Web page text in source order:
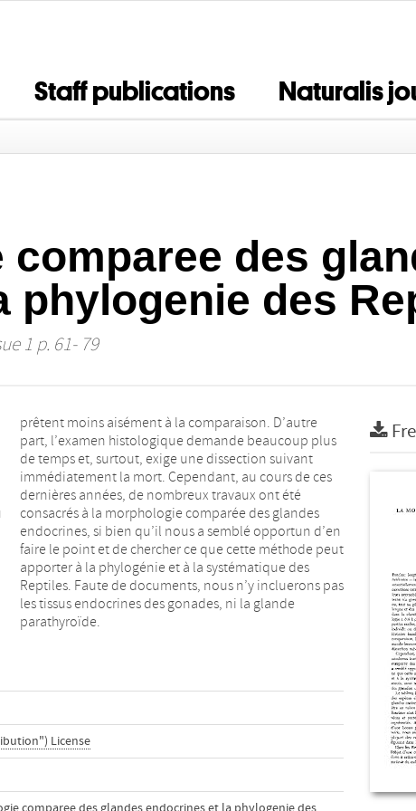
Staff publications Naturalis
des
phylogenie des
1 p. 61- 79
parathyroïde.
License